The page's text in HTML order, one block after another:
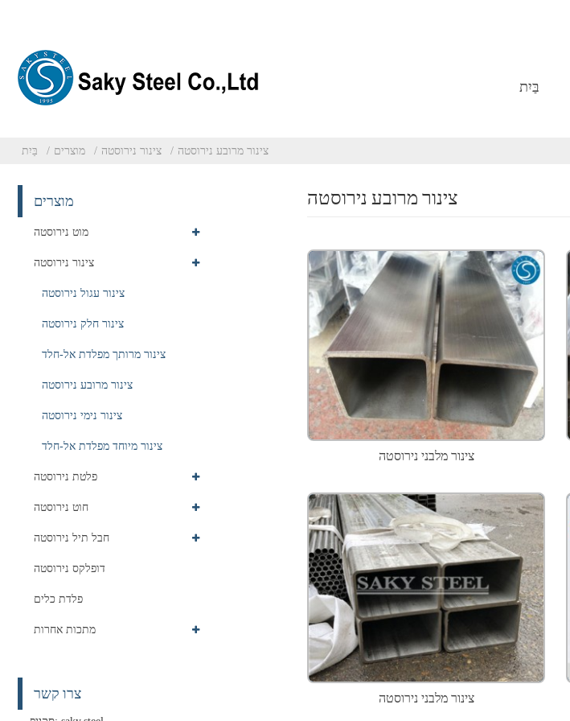
בַּיִת
בַּיִת מוצרים צינור נירוסטה צינור מרובע נירוסטה
מוצרים
מוט נירוסטה
צינור נירוסטה
צינור עגול נירוסטה
צינור חלק נירוסטה
צינור מרותך מפלדת אל-חלד
צינור מרובע נירוסטה
צינור נימי נירוסטה
צינור מיוחד מפלדת אל-חלד
פלטת נירוסטה
חוט נירוסטה
חבל תיל נירוסטה
דופלקס נירוסטה
פלדת כלים
מתכות אחרות
צרו קשר
צינור מרובע נירוסטה
צינור מלבני נירוסטה
צינור מלבני נירוסטה